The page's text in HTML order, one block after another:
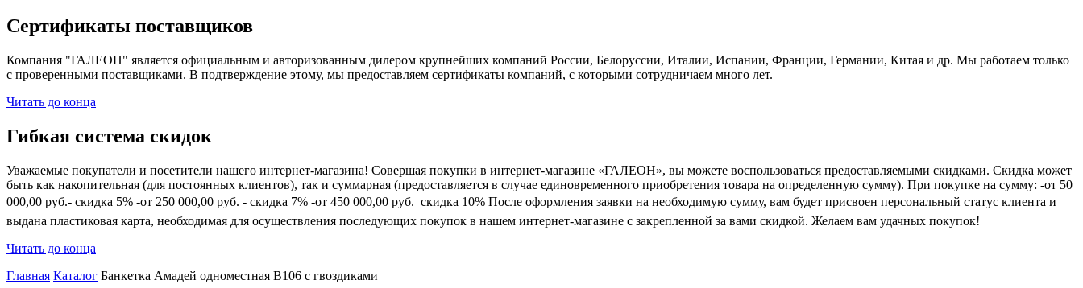
Сертификаты поставщиков
Компания "ГАЛЕОН" является официальным и авторизованным дилером крупнейших компаний России, Белоруссии, Италии, Испании, Франции, Германии, Китая и др. Мы работаем только
с проверенными поставщиками. В подтверждение этому, мы предоставляем сертификаты компаний, с которыми сотрудничаем много лет.
Читать до конца
Гибкая система скидок
Уважаемые покупатели и посетители нашего интернет-магазина! Совершая покупки в интернет-магазине «ГАЛЕОН», вы можете воспользоваться предоставляемыми скидками. Скидка может
быть как накопительная (для постоянных клиентов), так и суммарная (предоставляется в случае единовременного приобретения товара на определенную сумму). При покупке на сумму: -от 50
000,00 руб.- скидка 5% -от 250 000,00 руб. - скидка 7% -от 450 000,00 руб.  скидка 10% После оформления заявки на необходимую сумму, вам будет присвоен персональный статус клиента и
выдана пластиковая карта, необходимая для осуществления последующих покупок в нашем интернет-магазине с закрепленной за вами скидкой. Желаем вам удачных покупок!
Читать до конца
Главная Каталог Банкетка Амадей одноместная B106 с гвоздиками